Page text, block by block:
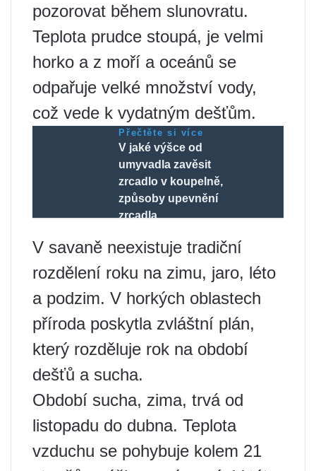
pozorovat během slunovratu.
Teplota prudce stoupá, je velmi
horko a z moří a oceánů se
odpařuje velké množství vody,
což vede k vydatným dešťům.
Přečtěte si více
V jaké výšce od
umyvadla zavěsit
zrcadlo v koupelně,
způsoby upevnění
zrcadla
V savaně neexistuje tradiční
rozdělení roku na zimu, jaro, léto
a podzim. V horkých oblastech
příroda poskytla zvláštní plán,
který rozděluje rok na období
dešťů a sucha.
Období sucha, zima, trvá od
listopadu do dubna. Teplota
vzduchu se pohybuje kolem 21